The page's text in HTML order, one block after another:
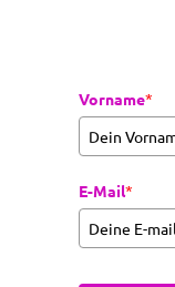
Vorname*
E-Mail*